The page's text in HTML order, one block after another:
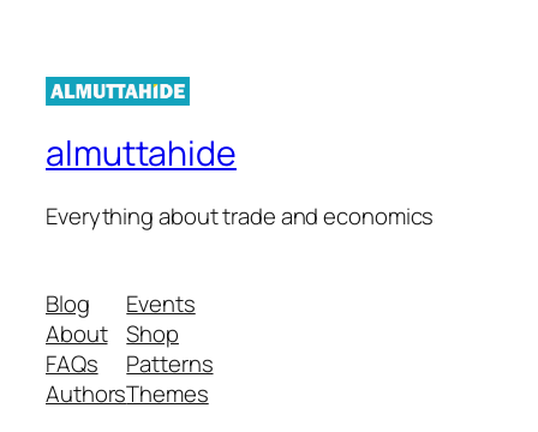
almuttahide
Everything about trade and economics
Blog
About
FAQs
Authors
Events
Shop
Patterns
Themes